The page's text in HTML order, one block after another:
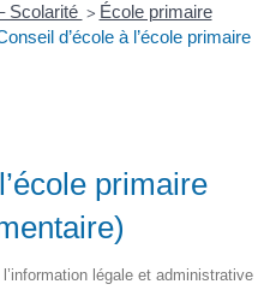
Scolarité > École primaire
d’école à l’école primaire
primaire
légale et administrative